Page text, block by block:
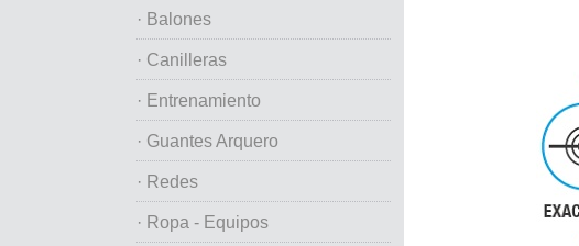
· Balones
· Canilleras
· Entrenamiento
· Guantes Arquero
· Redes
· Ropa - Equipos